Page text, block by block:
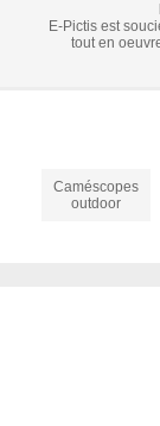
E-Pictis est
tout en
Caméscopes
outdoor